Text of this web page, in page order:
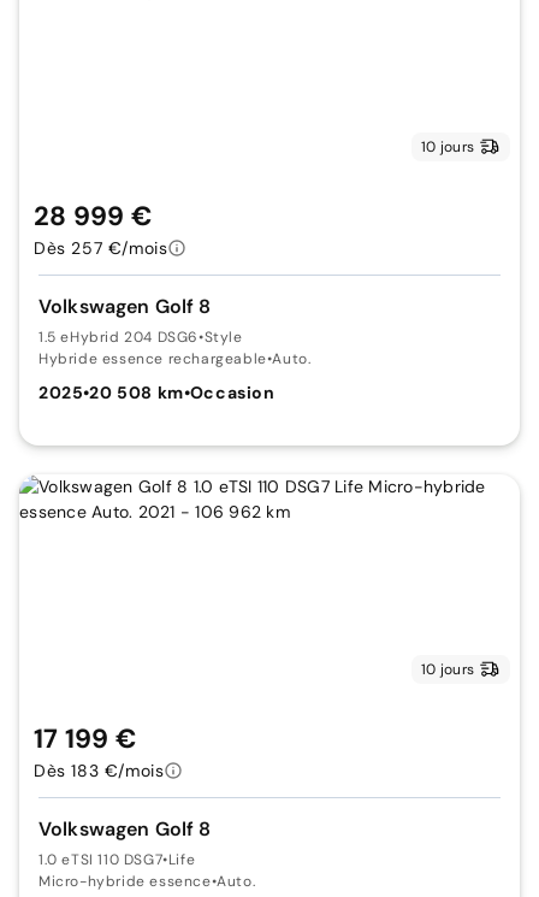
10 jours
Volkswagen Golf 8
1.5 eHybrid 204 DSG6•Style
Hybride essence rechargeable•Auto.
2025•20 508 km•Occasion
28 999 €
Dès 257 €/mois
10 jours
Volkswagen Golf 8
1.0 eTSI 110 DSG7•Life
Micro-hybride essence•Auto.
17 199 €
Dès 183 €/mois